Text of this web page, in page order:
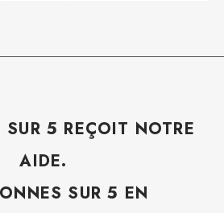
SUR 5 REÇOIT NOTRE
AIDE.
SUR 5 EN